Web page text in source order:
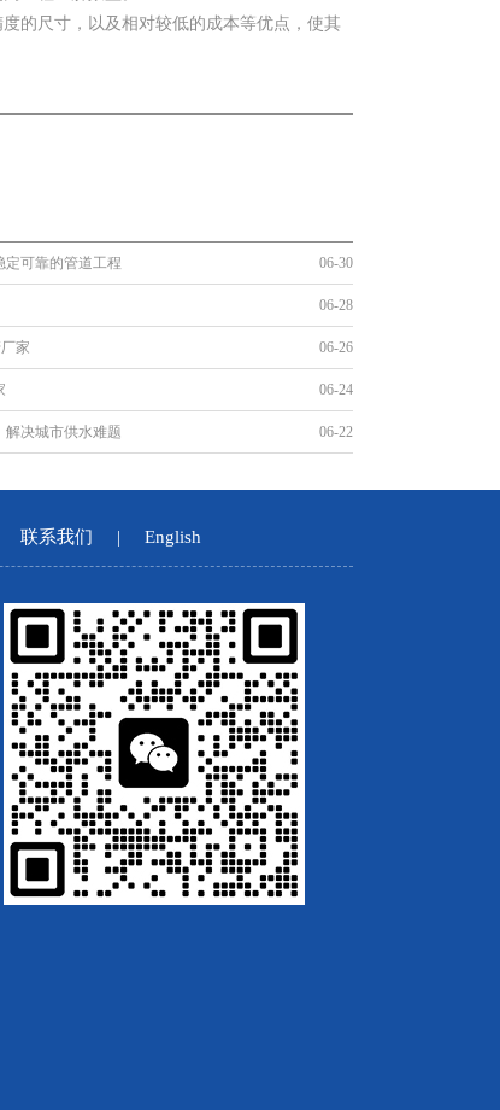
的尺寸，以及相对较低的成本等优点，使其
定可靠的管道工程 06-30
06-28
家 06-26
06-24
解决城市供水难题 06-22
联系我们 | English